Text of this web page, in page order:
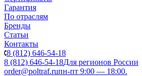
Гарантия
По отраслям
Бренды
Статьи
Контакты
8 (812) 646-54-18
8 (812) 646-54-18Для регионов России
order@poltraf.ruпн-пт 9:00 — 18:00.